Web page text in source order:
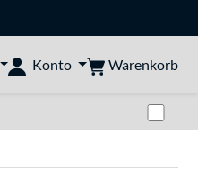
Konto Warenkorb